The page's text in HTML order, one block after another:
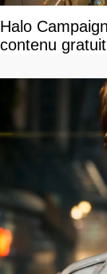
Halo
contenu